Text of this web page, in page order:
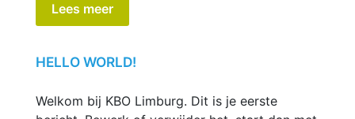
Lees meer
HELLO WORLD!
Welkom bij KBO Limburg. Dit is je eerste